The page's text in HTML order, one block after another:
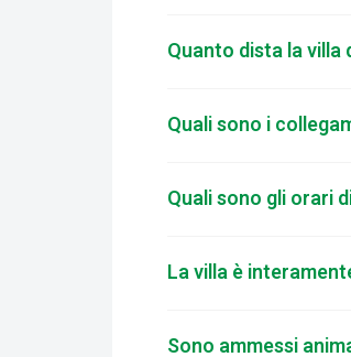
Quanto dista la villa
Quali sono i
Quali sono gli orari
La villa è
Sono ammessi